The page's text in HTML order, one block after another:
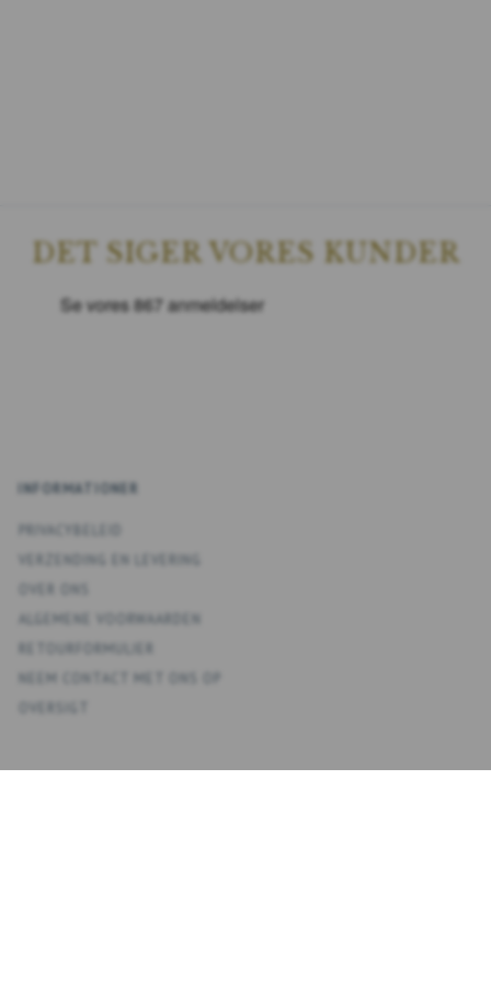
DET SIGER VORES KUNDER
INFORMATIONER
ALGEMENE VOORWAARDEN
RETOURFORMULIER
NEEM CONTACT MET ONS OP